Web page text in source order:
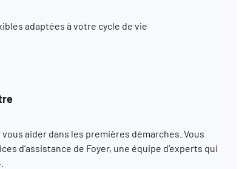
adaptées à votre cycle de vie
aider dans les premières démarches. Vous
d’assistance de Foyer, une équipe d’experts qui